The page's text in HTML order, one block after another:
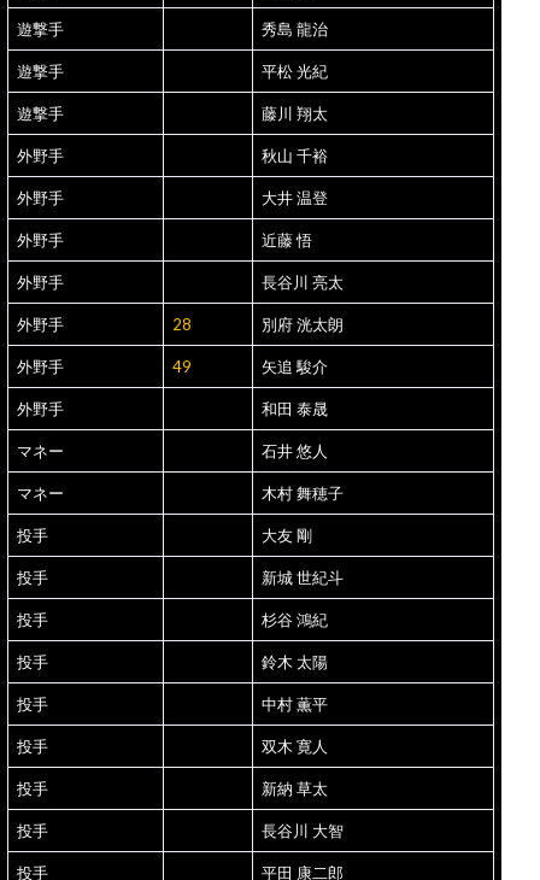
遊撃手 秀島 龍治
遊撃手 平松 光紀
遊撃手 藤川 翔太
外野手 秋山 千裕
外野手 大井 温登
外野手 近藤 悟
外野手 長谷川 亮太
外野手 28 別府 洸太朗
外野手 49 矢追 駿介
外野手 和田 泰晟
マネー 石井 悠人
マネー 木村 舞穂子
投手 大友 剛
投手 新城 世紀斗
投手 杉谷 鴻紀
投手 鈴木 太陽
投手 中村 薫平
投手 双木 寛人
投手 新納 草太
投手 長谷川 大智
投手 平田 康二郎